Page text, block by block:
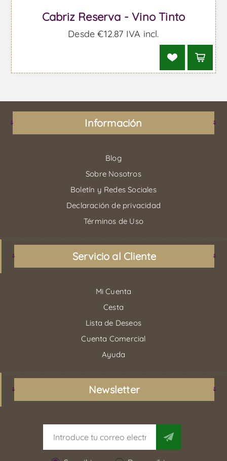
Cabriz Reserva - Vino Tinto
Desde €12,87 IVA incl.
Información
Blog
Sobre Nosotros
Boletín y Redes Sociales
Declaración de privacidad
Términos de Uso
Servicio al Cliente
Mi Cuenta
Cesta
Lista de Deseos
Cuenta Comercial
Ayuda
Newsletter